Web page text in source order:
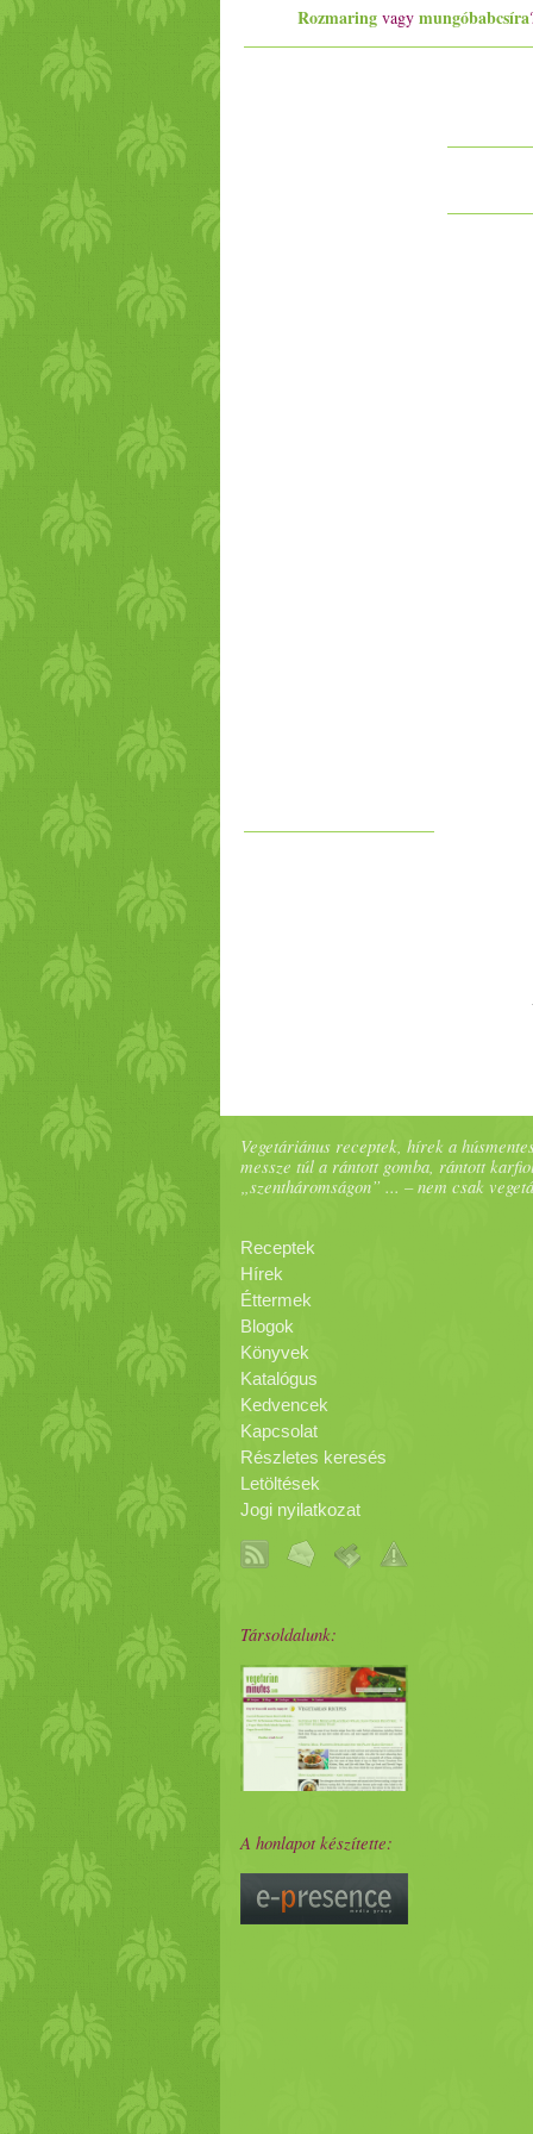
Rozmaring vagy mungóbabcsíra
Vegetáriánus receptek, hírek a
messze túl a rántott gomba, rántott
„szentháromságon” ... – nem csak
Receptek
Hírek
Éttermek
Blogok
Könyvek
Katalógus
Kedvencek
Kapcsolat
Részletes keresés
Letöltések
Jogi nyilatkozat
Társoldalunk:
A honlapot készítette: